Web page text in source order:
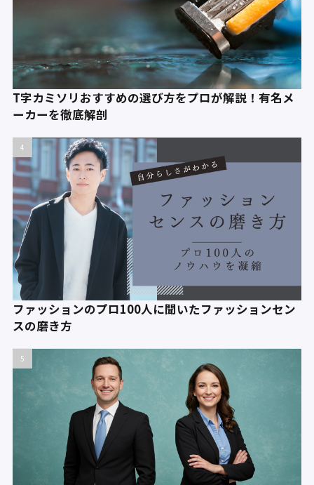
T字カミソリおすすめの選び方をプロが解説！有名メ
ーカーを徹底解剖
ファッションのプロ100人に聞いたファッションセン
スの磨き方